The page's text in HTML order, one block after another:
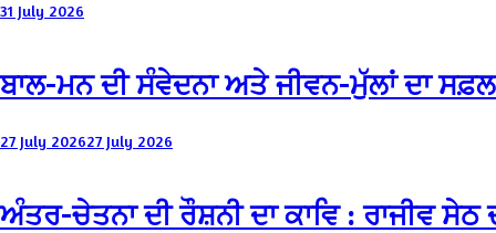
31 July 2026
ਬਾਲ-ਮਨ ਦੀ ਸੰਵੇਦਨਾ ਅਤੇ ਜੀਵਨ-ਮੁੱਲਾਂ ਦਾ
27 July 202627 July 2026
ਅੰਤਰ-ਚੇਤਨਾ ਦੀ ਰੌਸ਼ਨੀ ਦਾ ਕਾਵਿ : ਰਾਜੀਵ ਸੇਠ